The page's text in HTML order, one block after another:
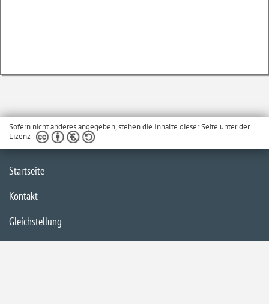
Sofern nicht anderes angegeben, stehen die Inhalte dieser Seite unter der
Lizenz
Startseite
Kontakt
Gleichstellung